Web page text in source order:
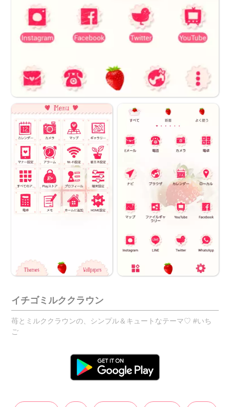
イチゴミルククラウン
苺とミルククラウンの、シンプル＆キュートなテーマ♡ #いち
ご